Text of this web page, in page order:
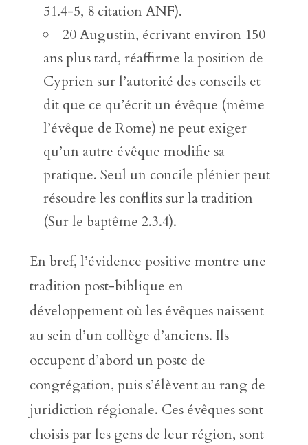
51.4-5, 8 citation ANF).
20 Augustin, écrivant environ 150
ans plus tard, réaffirme la position de
Cyprien sur l’autorité des conseils et
dit que ce qu’écrit un évêque (même
l’évêque de Rome) ne peut exiger
qu’un autre évêque modifie sa
pratique. Seul un concile plénier peut
résoudre les conflits sur la tradition
(Sur le baptême 2.3.4).
En bref, l’évidence positive montre une
tradition post-biblique en
développement où les évêques naissent
au sein d’un collège d’anciens. Ils
occupent d’abord un poste de
congrégation, puis s’élèvent au rang de
juridiction régionale. Ces évêques sont
choisis par les gens de leur région, sont